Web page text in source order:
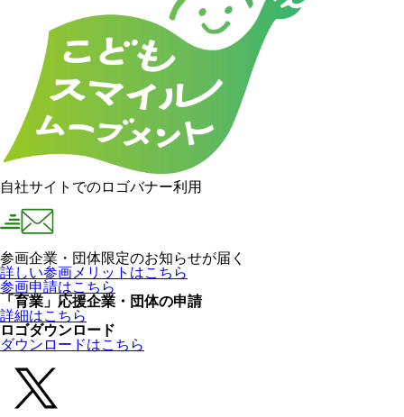
自社サイトでのロゴバナー利用
参画企業・団体限定のお知らせが届く
詳しい参画メリットはこちら
参画申請はこちら
「育業」応援企業・団体の申請
詳細はこちら
ロゴダウンロード
ダウンロードはこちら